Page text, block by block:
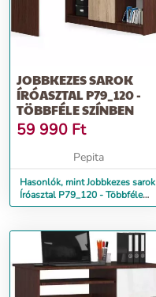
JOBBKEZES SAROK
ÍRÓASZTAL P79_120 -
TÖBBFÉLE SZÍNBEN
59 990 Ft
Pepita
Hasonlók, mint Jobbkezes sarok
Íróasztal P79_120 - Többféle
színben